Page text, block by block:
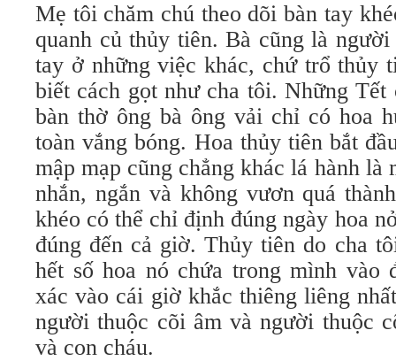
Mẹ tôi chăm chú theo dõi bàn tay
quanh củ thủy tiên. Bà cũng là
tay ở những việc khác, chứ trổ thủy
biết cách gọt như cha tôi. Những Tết
bàn thờ ông bà ông vải chỉ có hoa
toàn vắng bóng. Hoa thủy tiên bắt
mập mạp cũng chẳng khác lá hành là
nhắn, ngắn và không vươn quá
khéo có thể chỉ định đúng ngày hoa
đúng đến cả giờ. Thủy tiên do cha
hết số hoa nó chứa trong mình vào
xác vào cái giờ khắc thiêng liêng
người thuộc cõi âm và người thuộc
và con cháu.